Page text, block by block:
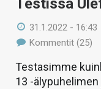
Testissä
31.1.2022 - 16:43
Kommentit (25)
Testasimme
13 -